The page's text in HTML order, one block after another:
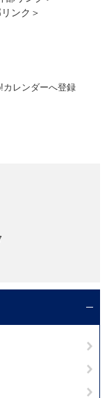
ンク＞
カレンダーへ登録